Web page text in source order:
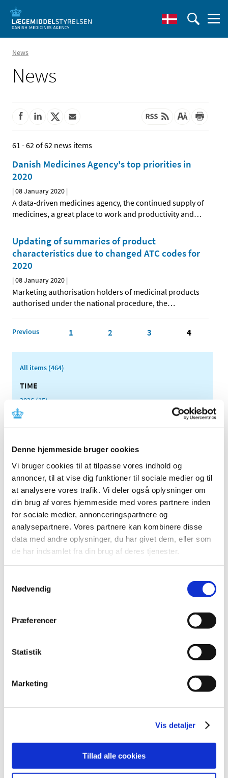
Denne hjemmeside bruger cookies
Vi bruger cookies til at tilpasse vores indhold og
annoncer, til at vise dig funktioner til sociale medier og til
at analysere vores trafik. Vi deler også oplysninger om
din brug af vores hjemmeside med vores partnere inden
for sociale medier, annonceringspartnere og
analysepartnere. Vores partnere kan kombinere disse
data med andre oplysninger, du har givet dem, eller som
de har indsamlet fra din brug af deres tjenester.
Nødvendig
Præferencer
Statistik
Marketing
Vis detaljer
Tillad alle cookies
News
News
61 - 62 of 62 news items
Danish Medicines Agency's top priorities in
2020
|08 January 2020 |
A data-driven medicines agency, the continued supply of
medicines, a great place to work and productivity and…
Updating of summaries of product
characteristics due to changed ATC codes for
2020
|08 January 2020 |
Marketing authorisation holders of medicinal products
authorised under the national procedure, the…
Previous 1 2 3 4
All items (464)
TIME
2026 (15)
2025 (23)
2024 (26)
2021 (44)
2020 (62)
December (3)
November (8)
October (5)
September (7)
August (2)
July (2)
May (4)
March (17)
2017 (48)
2011 (13)
2009 (14)